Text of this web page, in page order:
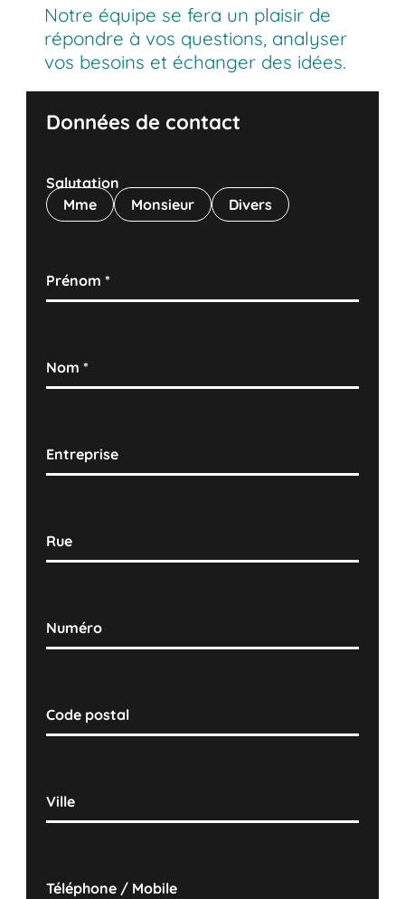
Notre équipe se fera un plaisir de
répondre à vos questions, analyser
vos besoins et échanger des idées.
Données de contact
Salutation
Mme
Monsieur Divers
Prénom*
Nom*
Entreprise
Rue
Numéro
Code postal
Ville
Téléphone / Mobile